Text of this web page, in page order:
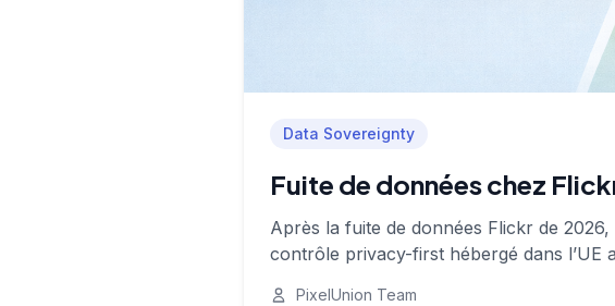
Data Sovereignty
Fuite de données chez
Après la fuite de données Flickr de
contrôle privacy-first hébergé dans l’UE
PixelUnion Team